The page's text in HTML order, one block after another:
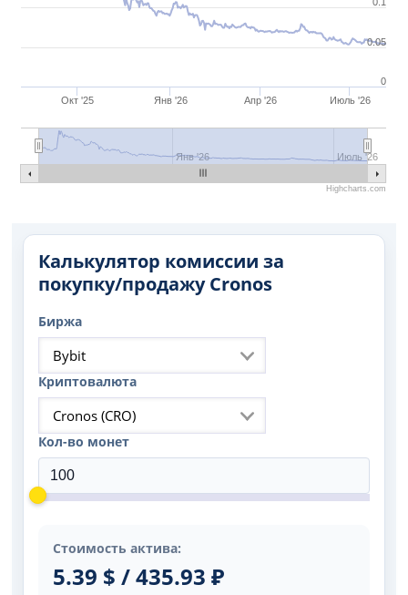
Окт '25 Янв '26 Апр '26 Июль '26
Янв '26 Июль '26
0
0.05
Highcharts.com
Калькулятор комиссии за
покупку/продажу Cronos
Биржа
Bybit
Криптовалюта
Cronos (CRO)
Кол-во монет
Стоимость актива:
5.39 $ / 435.93 ₽